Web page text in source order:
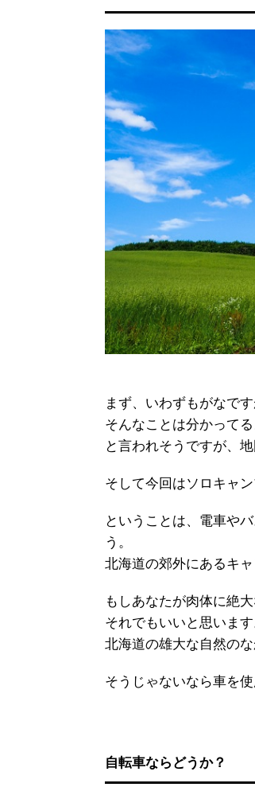
まず、いわずもがなで
そんなことは分かってる
と言われそうですが、
そして今回はソロキャ
ということは、電車や
う。
北海道の郊外にあるキ
もしあなたが肉体に絶
それでもいいと思います
北海道の雄大な自然の
そうじゃないなら車を
自転車ならどうか？